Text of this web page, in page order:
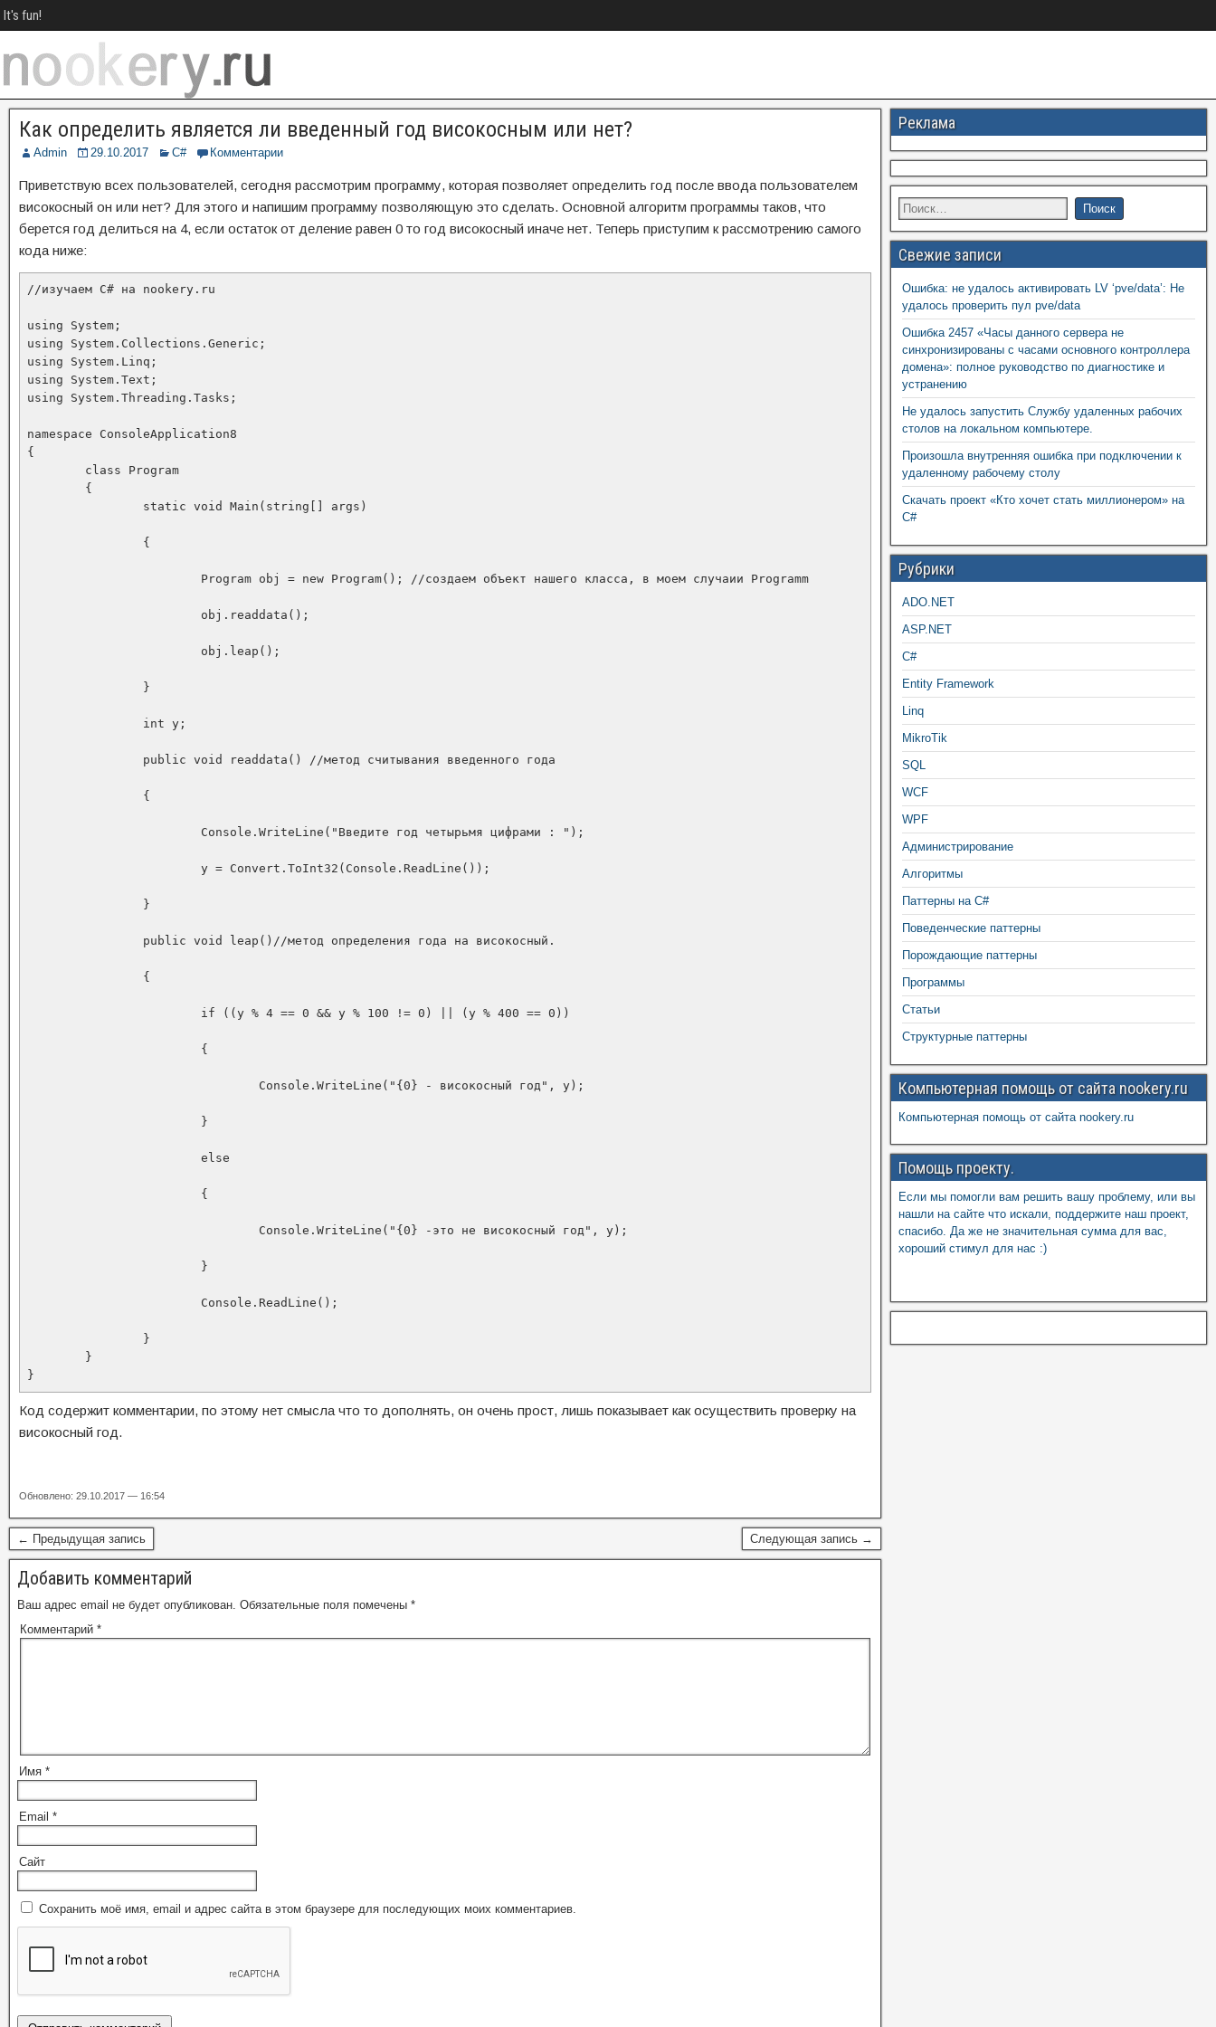
It's fun!
Как определить является ли введенный год високосным или нет?
Admin 29.10.2017 C# Комментарии
Приветствую всех пользователей, сегодня рассмотрим программу, которая позволяет определить год после ввода пользователем
високосный он или нет? Для этого и напишим программу позволяющую это сделать. Основной алгоритм программы таков, что
берется год делиться на 4, если остаток от деление равен 0 то год високосный иначе нет. Теперь приступим к рассмотрению самого
кода ниже:
//изучаем C# на nookery.ru
using System;
using System.Collections.Generic;
using System.Linq;
using System.Text;
using System.Threading.Tasks;
namespace ConsoleApplication8
{
Код содержит комментарии, по этому нет смысла что то дополнять, он очень прост, лишь показывает как осуществить проверку на
високосный год.
Обновлено: 29.10.2017 — 16:54
← Предыдущая запись Следующая запись →
Добавить комментарий
Ваш адрес email не будет опубликован. Обязательные поля помечены *
Комментарий *
Имя *
Email *
Сайт
Сохранить моё имя, email и адрес сайта в этом браузере для последующих моих комментариев.
Реклама
Свежие записи
Ошибка: не удалось активировать LV ‘pve/data’: Не
удалось проверить пул pve/data
Ошибка 2457 «Часы данного сервера не
синхронизированы с часами основного контроллера
домена»: полное руководство по диагностике и
устранению
Не удалось запустить Службу удаленных рабочих
столов на локальном компьютере.
Произошла внутренняя ошибка при подключении к
удаленному рабочему столу
Скачать проект «Кто хочет стать миллионером» на
C#
Рубрики
ADO.NET
ASP.NET
C#
Entity Framework
Linq
MikroTik
SQL
WCF
WPF
Администрирование
Алгоритмы
Паттерны на C#
Поведенческие паттерны
Порождающие паттерны
Программы
Статьи
Структурные паттерны
Компьютерная помощь от сайта nookery.ru
Компьютерная помощь от сайта nookery.ru
Помощь проекту.
Если мы помогли вам решить вашу проблему, или вы
нашли на сайте что искали, поддержите наш проект,
спасибо. Да же не значительная сумма для вас,
хороший стимул для нас :)